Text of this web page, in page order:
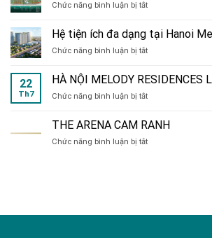
214
Xiển
Chức năng bình luận bị tắtở
ÁN
VLASTA
SẦM
Hệ tiện ích đa dạng tại Hanoi
Chức năng bình luận bị tắtở
tiện
ích
đa
tại
Melody
22
Th7
HÀ NỘI MELODY RESIDENCES
Chức năng bình luận bị tắtở
NỘI
MELODY
RESIDENCES
THE ARENA CAM RANH
Chức năng bình luận bị tắtở